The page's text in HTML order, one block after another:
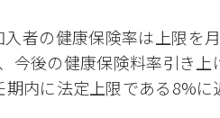
者の健康保険率は上限を
今後の健康保険料率引き
内に法定上限である8%